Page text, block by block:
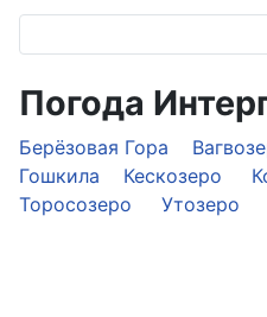
Погода
Берёзовая Гора
Гошкила
Кескозеро
Торосозеро
Утозеро